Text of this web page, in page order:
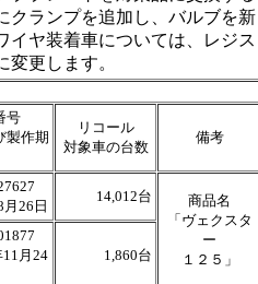
クランプを追加し、バルブを新
イヤ装着車については、レジス
更します。
号
製作期
リコール
対象車の台数
備考
26日
14,012台
商品名
「ヴェクスタ
ー
１２５」
月24
1,860台